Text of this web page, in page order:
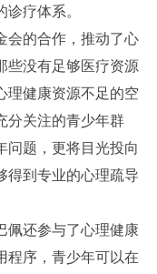
疗体系。
会的合作，推动了心
些没有足够医疗资源
理健康资源不足的空
分关注的青少年群
问题，更将目光投向
得到专业的心理疏导
佩还参与了心理健康
程序，青少年可以在